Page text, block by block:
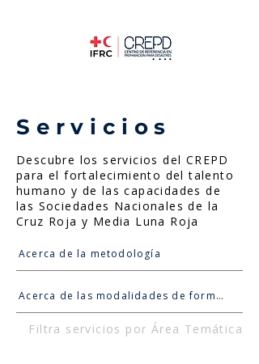
Servicios
Descubre los servicios del CREPD
para el fortalecimiento del talento
humano y de las capacidades de
las Sociedades Nacionales de la
Cruz Roja y Media Luna Roja
Acerca de la metodología
Acerca de las modalidades de formación
Filtra servicios por Área Temática